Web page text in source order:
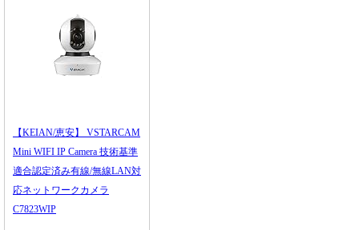
【KEIAN/恵安】 VSTARCAM
Mini WIFI IP Camera 技術基準
適合認定済み有線/無線LAN対
応ネットワークカメラ
C7823WIP